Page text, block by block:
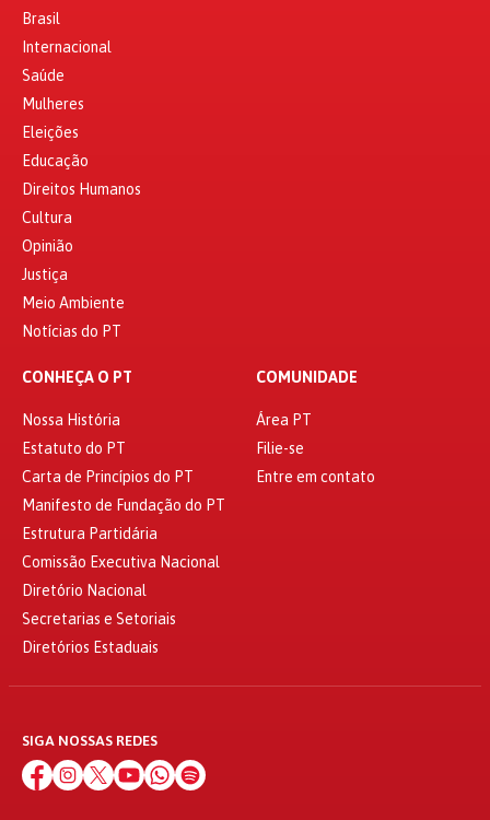
Brasil
Internacional
Saúde
Mulheres
Eleições
Educação
Direitos Humanos
Cultura
Opinião
Justiça
Meio Ambiente
Notícias do PT
CONHEÇA O PT
Nossa História
Estatuto do PT
Carta de Princípios do PT
Manifesto de Fundação do PT
Estrutura Partidária
Comissão Executiva Nacional
Diretório Nacional
Secretarias e Setoriais
Diretórios Estaduais
COMUNIDADE
Área PT
Filie-se
Entre em contato
SIGA NOSSAS REDES